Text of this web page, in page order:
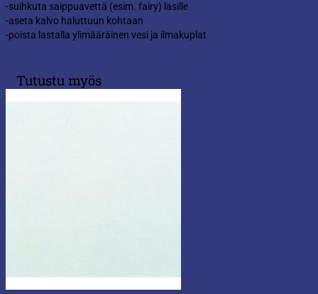
-suihkuta saippuavettä (esim. fairy) lasille
-aseta kalvo haluttuun kohtaan
-poista lastalla ylimääräinen vesi ja ilmakuplat
Tutustu myös